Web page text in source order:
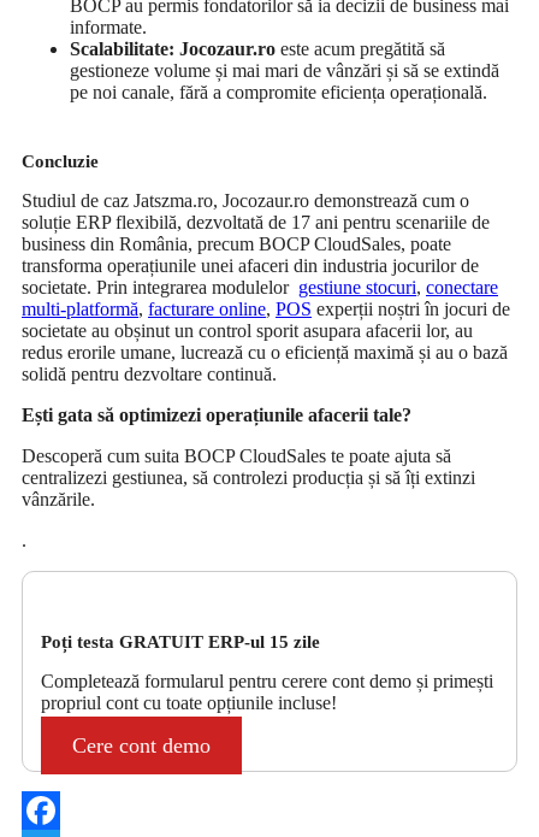
BOCP au permis fondatorilor să ia decizii de business mai
informate.
Scalabilitate: Jocozaur.ro este acum pregătită să
gestioneze volume și mai mari de vânzări și să se extindă
pe noi canale, fără a compromite eficiența operațională.
Concluzie
Studiul de caz Jatszma.ro, Jocozaur.ro demonstrează cum o
soluție ERP flexibilă, dezvoltată de 17 ani pentru scenariile de
business din România, precum BOCP CloudSales, poate
transforma operațiunile unei afaceri din industria jocurilor de
societate. Prin integrarea modulelor gestiune stocuri, conectare
multi-platformă, facturare online, POS experții noștri în jocuri de
societate au obșinut un control sporit asupara afacerii lor, au
redus erorile umane, lucrează cu o eficiență maximă și au o bază
solidă pentru dezvoltare continuă.
Ești gata să optimizezi operațiunile afacerii tale?
Descoperă cum suita BOCP CloudSales te poate ajuta să
centralizezi gestiunea, să controlezi producția și să îți extinzi
vânzările.
.
Poți testa GRATUIT ERP-ul 15 zile
Completează formularul pentru cerere cont demo și primești
propriul cont cu toate opțiunile incluse!
Cere cont demo